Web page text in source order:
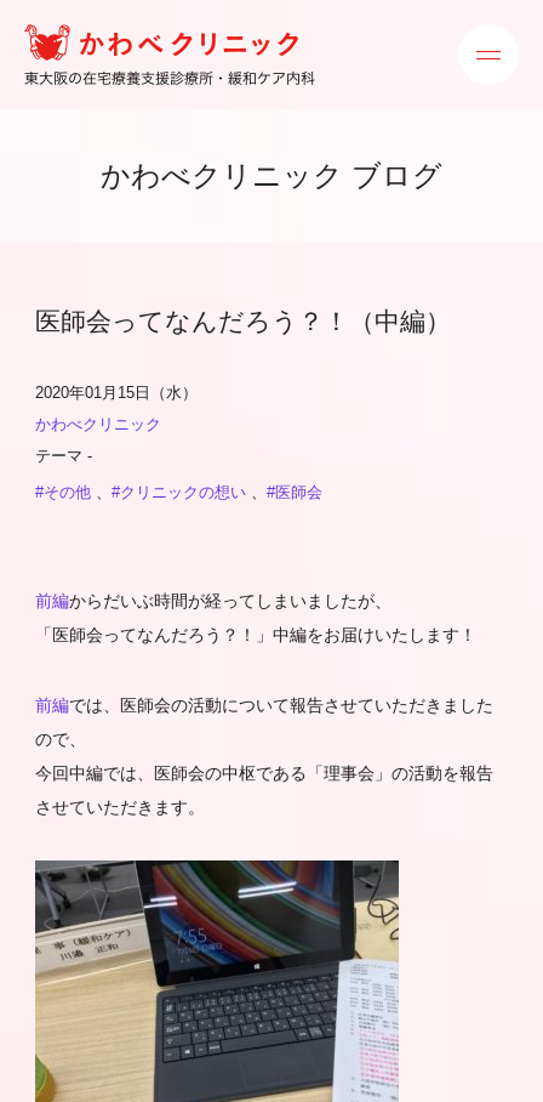
かわべクリニック ブログ
医師会ってなんだろう？！（中編）
2020年01月15日（水）
かわべクリニック
テーマ -
#その他 、 #クリニックの想い 、 #医師会
前編からだいぶ時間が経ってしまいましたが、
「医師会ってなんだろう？！」中編をお届けいたします！
前編では、医師会の活動について報告させていただきました
ので、
今回中編では、医師会の中枢である「理事会」の活動を報告
させていただきます。